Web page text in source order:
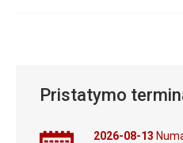
Pristatymo
2026-08-13